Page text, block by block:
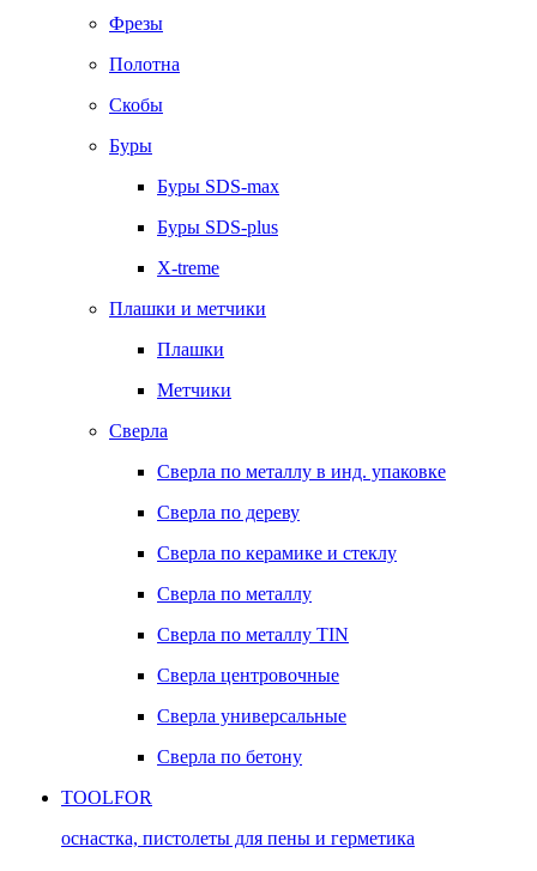
Фрезы
Полотна
Скобы
Буры
Буры SDS-max
Буры SDS-plus
X-treme
Плашки и метчики
Плашки
Метчики
Сверла
Сверла по металлу в инд. упаковке
Сверла по дереву
Сверла по керамике и стеклу
Сверла по металлу
Сверла по металлу TIN
Сверла центровочные
Сверла универсальные
Сверла по бетону
TOOLFOR
оснастка, пистолеты для пены и герметика